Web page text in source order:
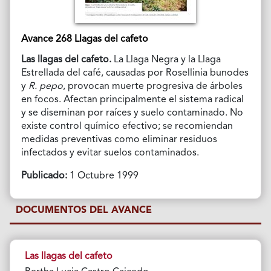
Avance 268 Llagas del cafeto
Las llagas del cafeto. La Llaga Negra y la Llaga
Estrellada del café, causadas por Rosellinia bunodes
y R. pepo, provocan muerte progresiva de árboles
en focos. Afectan principalmente el sistema radical
y se diseminan por raíces y suelo contaminado. No
existe control químico efectivo; se recomiendan
medidas preventivas como eliminar residuos
infectados y evitar suelos contaminados.
Publicado:1 Octubre 1999
DOCUMENTOS DEL AVANCE
Las llagas del cafeto